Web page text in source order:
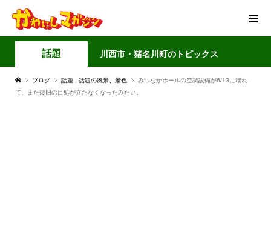
話題 川西市・猪名川町のトピックス
ブログ 話題 話題の風景、景色
みつなかホールの空調設備が6/13に壊れ
て、また復旧の目処が立たなくなったみたい。